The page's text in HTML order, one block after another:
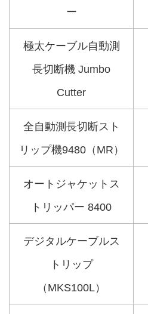
ー
極太ケーブル自動測
長切断機 Jumbo
Cutter
全自動測長切断スト
リップ機9480（MR）
オートジャケットス
トリッパー 8400
デジタルケーブルス
トリップ
（MKS100L）